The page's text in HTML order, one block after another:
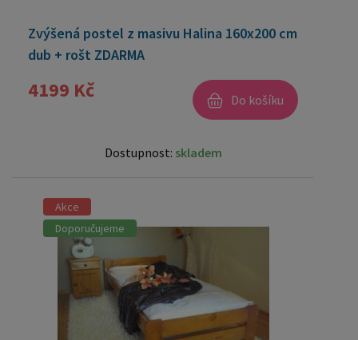
Zvýšená postel z masivu Halina 160x200 cm
dub + rošt ZDARMA
4199 Kč Do košíku
Dostupnost: skladem
Akce
Doporučujeme